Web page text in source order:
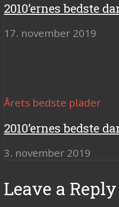
2010’ernes bedste
17. november 2019
Årets bedste plader
2010’ernes bedste
3. november 2019
Leave a Reply